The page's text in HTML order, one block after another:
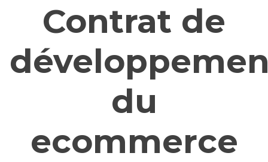
Contrat de
du
ecommerce